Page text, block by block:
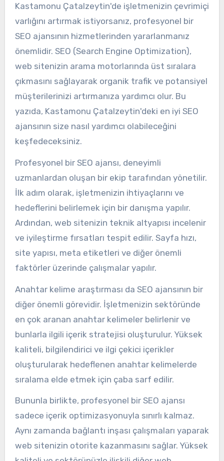
Kastamonu Çatalzeytin'de işletmenizin çevrimiçi
varlığını artırmak istiyorsanız, profesyonel bir
SEO ajansının hizmetlerinden yararlanmanız
önemlidir. SEO (Search Engine Optimization),
web sitenizin arama motorlarında üst sıralara
çıkmasını sağlayarak organik trafik ve potansiyel
müşterilerinizi artırmanıza yardımcı olur. Bu
yazıda, Kastamonu Çatalzeytin'deki en iyi SEO
ajansının size nasıl yardımcı olabileceğini
keşfedeceksiniz.
Profesyonel bir SEO ajansı, deneyimli
uzmanlardan oluşan bir ekip tarafından yönetilir.
İlk adım olarak, işletmenizin ihtiyaçlarını ve
hedeflerini belirlemek için bir danışma yapılır.
Ardından, web sitenizin teknik altyapısı incelenir
ve iyileştirme fırsatları tespit edilir. Sayfa hızı,
site yapısı, meta etiketleri ve diğer önemli
faktörler üzerinde çalışmalar yapılır.
Anahtar kelime araştırması da SEO ajansının bir
diğer önemli görevidir. İşletmenizin sektöründe
en çok aranan anahtar kelimeler belirlenir ve
bunlarla ilgili içerik stratejisi oluşturulur. Yüksek
kaliteli, bilgilendirici ve ilgi çekici içerikler
oluşturularak hedeflenen anahtar kelimelerde
sıralama elde etmek için çaba sarf edilir.
Bununla birlikte, profesyonel bir SEO ajansı
sadece içerik optimizasyonuyla sınırlı kalmaz.
Aynı zamanda bağlantı inşası çalışmaları yaparak
web sitenizin otorite kazanmasını sağlar. Yüksek